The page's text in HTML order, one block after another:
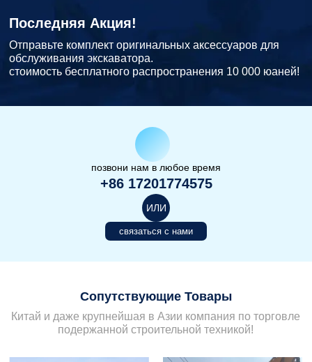
Последняя Акция!
Отправьте комплект оригинальных аксессуаров для
обслуживания экскаватора.
стоимость бесплатного распространения 10 000 юаней!
позвони нам в любое время
+86 17201774575
ИЛИ
связаться с нами
Сопутствующие Товары
Китай и даже крупнейшая в Азии компания по торговле
подержанной строительной техникой!